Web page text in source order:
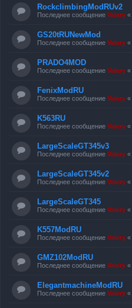
RockclimbingModRUv2
Последнее сообщение Valery «
GS20tRUNewMod
Последнее сообщение Valery «
PRADO4MOD
Последнее сообщение Valery «
FenixModRU
Последнее сообщение Valery «
K563RU
Последнее сообщение Valery «
LargeScaleGT345v3
Последнее сообщение Valery «
LargeScaleGT345v2
Последнее сообщение Valery «
LargeScaleGT345
Последнее сообщение Valery «
K557ModRU
Последнее сообщение Valery «
GMZ102ModRU
Последнее сообщение Valery «
ElegantmachineModRU
Последнее сообщение Valery «